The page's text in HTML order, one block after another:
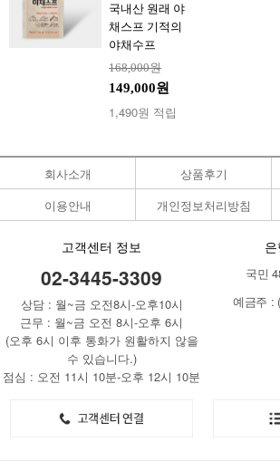
국내산 원래 야
채스프 기적의
야채수프
168,000원
149,000원
1,490원 적립
회사소개 상품후기
이용안내
개인정보처리방침
고객센터 정보
02-3445-3309
상담 : 월~금 오전8시-오후10시
근무 : 월~금 오전 8시-오후 6시
(오후 6시 이후 통화가 원활하지 않을
수 있습니다.)
점심 : 오전 11시 10분-오후 12시 10분
국민
예금주 :